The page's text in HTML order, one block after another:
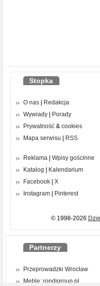
Stopka
O nas
Redakcja
Wywiady
Porady
Prywatność & cookies
Mapa serwisu
RSS
Reklama
Wpisy gościnne
Katalog
Kalendarium
Facebook
X
Instagram
Pinterest
© 1998-2026
Partnerzy
Przeprowadzki Wrocław
Meble: rondigroup.pl